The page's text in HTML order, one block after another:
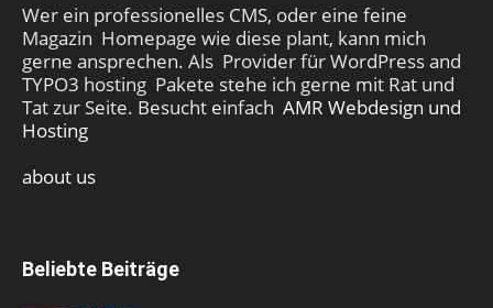
Wer ein professionelles CMS, oder eine feine
Magazin Homepage wie diese plant, kann mich
gerne ansprechen. Als Provider für WordPress and
TYPO3 hosting Pakete stehe ich gerne mit Rat und
Tat zur Seite. Besucht einfach AMR Webdesign und
Hosting
about us
Beliebte Beiträge